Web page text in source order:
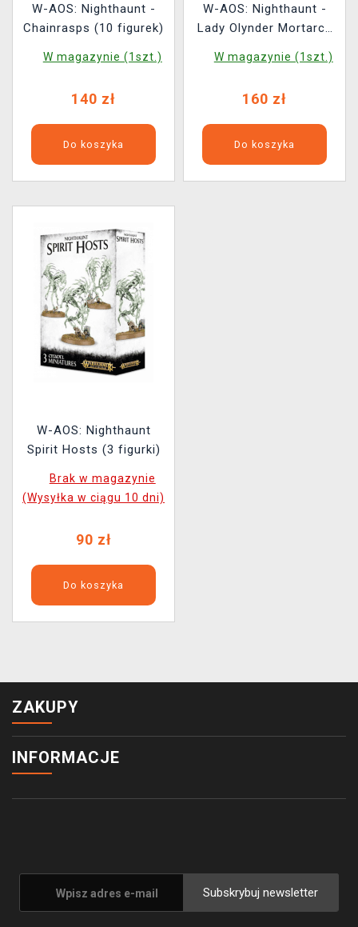
W-AOS: Nighthaunt -
Chainrasps (10 figurek)
W magazynie (1szt.)
140 zł
Do koszyka
W-AOS: Nighthaunt -
Lady Olynder Mortarch
W magazynie (1szt.)
160 zł
Do koszyka
W-AOS: Nighthaunt
Spirit Hosts (3 figurki)
Brak w magazynie
(Wysyłka w ciągu 10 dni)
90 zł
Do koszyka
ZAKUPY
INFORMACJE
Subskrybuj newsletter